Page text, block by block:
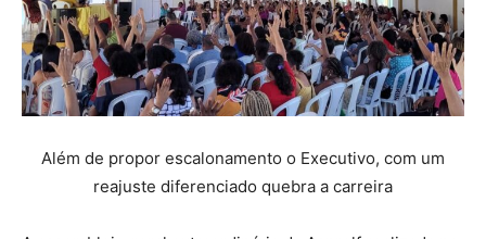
Além de propor escalonamento o Executivo, com um
reajuste diferenciado quebra a carreira